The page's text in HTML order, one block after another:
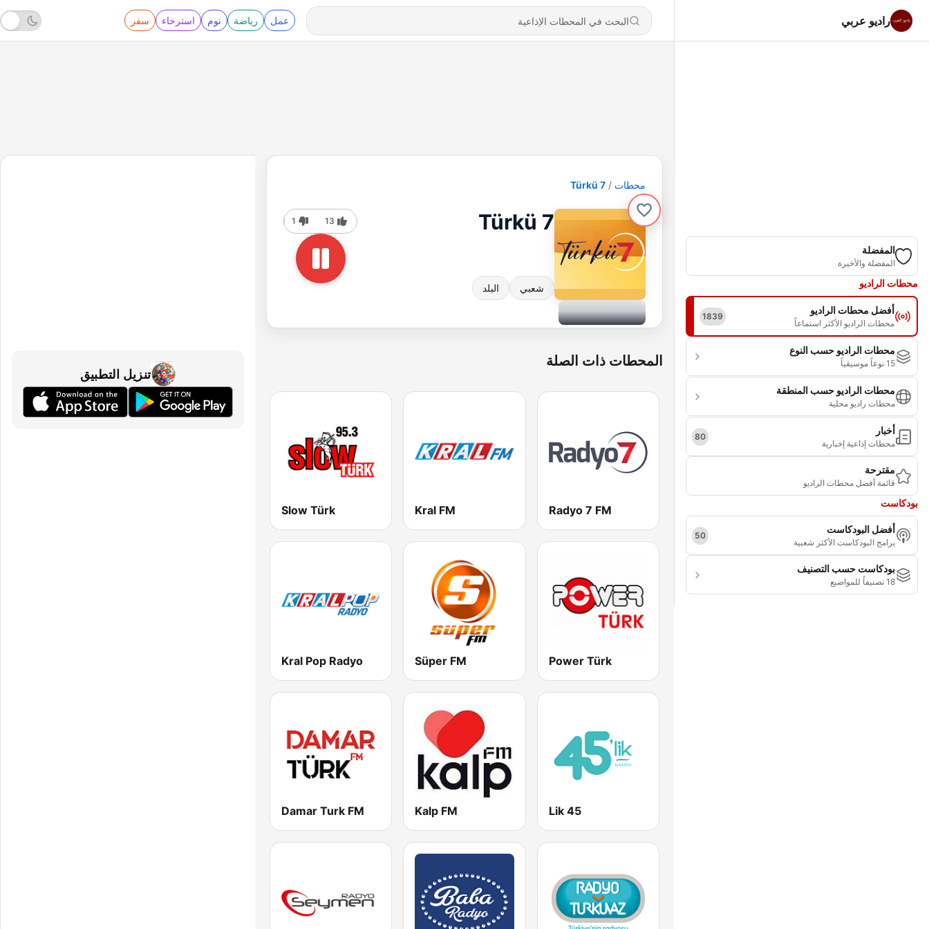
راديو عربي عمل رياضة نوم استرخاء سفر
المفضلة
المفضلة والأخيرة
محطات الراديو
أفضل محطات الراديو
محطات الراديو الأكثر استماعاً
1839
محطات الراديو حسب النوع
15 نوعاً موسيقياً
محطات الراديو حسب المنطقة
محطات راديو محلية
أخبار
محطات إذاعية إخبارية
80
مقترحة
قائمة أفضل محطات الراديو
بودكاست
أفضل البودكاست
برامج البودكاست الأكثر شعبية
50
بودكاست حسب التصنيف
18 تصنيفاً للمواضيع
محطات Türkü 7
Türkü 7
شعبي البلد
13
1
المحطات ذات الصلة
Radyo 7 FM
Kral FM
Slow Türk
Power Türk
Süper FM
Kral Pop Radyo
45 Lik
Kalp FM
Damar Turk FM
تنزيل التطبيق